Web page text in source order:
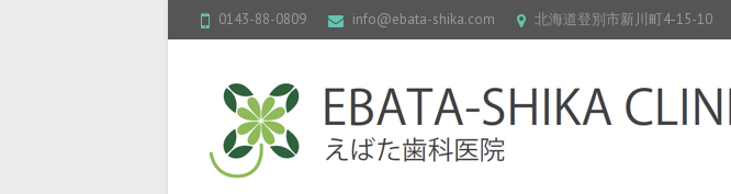
0143-88-0809 info@ebata-shika.com 北海道登別市新川町4-15-10